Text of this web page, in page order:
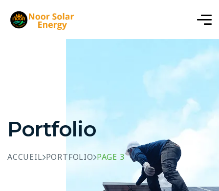
Portfolio
ACCUEIL PORTFOLIO PAGE 3